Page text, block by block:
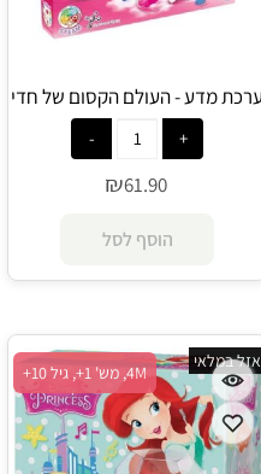
מדע - העולם הקסום של חדי
הקרן - Science4you
₪61.90
הוסף לסל
4M, מש' 1+, גיל 10+
אזל במלאי